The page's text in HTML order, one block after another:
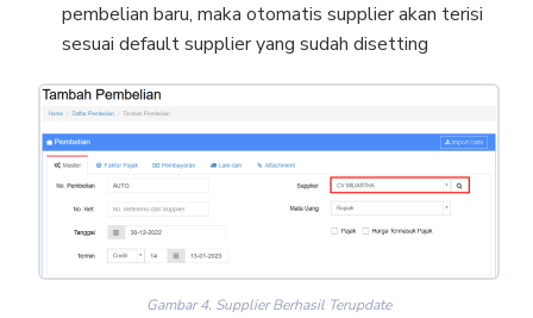
pembelian baru, maka otomatis supplier akan terisi
sesuai default supplier yang sudah disetting
Gambar 4. Supplier Berhasil Terupdate